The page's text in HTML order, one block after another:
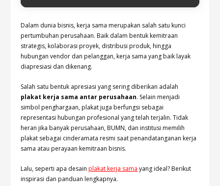
Dalam dunia bisnis, kerja sama merupakan salah satu kunci
pertumbuhan perusahaan. Baik dalam bentuk kemitraan
strategis, kolaborasi proyek, distribusi produk, hingga
hubungan vendor dan pelanggan, kerja sama yang baik layak
diapresiasi dan dikenang.
Salah satu bentuk apresiasi yang sering diberikan adalah
plakat kerja sama antar perusahaan. Selain menjadi
simbol penghargaan, plakat juga berfungsi sebagai
representasi hubungan profesional yang telah terjalin. Tidak
heran jika banyak perusahaan, BUMN, dan institusi memilih
plakat sebagai cinderamata resmi saat penandatanganan kerja
sama atau perayaan kemitraan bisnis.
Lalu, seperti apa desainplakat kerja sama yang ideal? Berikut
inspirasi dan panduan lengkapnya.